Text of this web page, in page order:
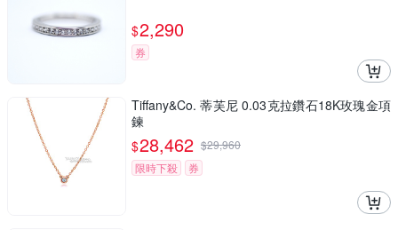
$2,290
券
Tiffany&Co. 蒂芙尼 0.03克拉鑽石18K玫瑰金項
鍊
$28,462 $29,960
限時下殺
券